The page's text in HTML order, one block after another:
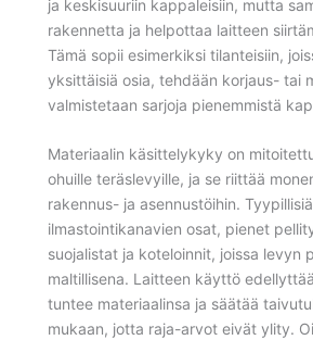
ja keskisuuriin kappaleisiin, mutta
rakennetta ja helpottaa laitteen
Tämä sopii esimerkiksi tilanteisiin,
yksittäisiä osia, tehdään korjaus- tai
valmistetaan sarjoja pienemmistä
Materiaalin käsittelykyky on
ohuille teräslevyille, ja se riittää
rakennus- ja asennustöihin.
ilmastointikanavien osat, pienet
suojalistat ja koteloinnit, joissa levyn
maltillisena. Laitteen käyttö
tuntee materiaalinsa ja säätää
mukaan, jotta raja-arvot eivät ylity.